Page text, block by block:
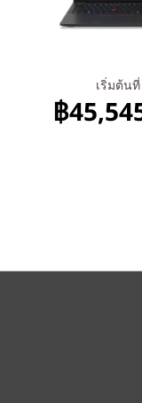
เริ่มต้นที่
เริ่มต้นที่
฿